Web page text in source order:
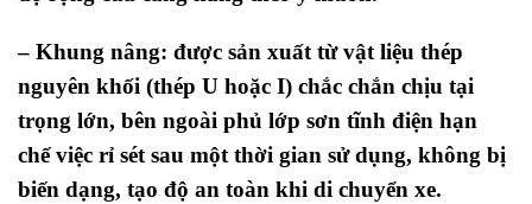
– Khung nâng: được sản xuất từ vật liệu thép
nguyên khối (thép U hoặc I) chắc chắn chịu tại
trọng lớn, bên ngoài phủ lớp sơn tĩnh điện hạn
chế việc rỉ sét sau một thời gian sử dụng, không bị
biến dạng, tạo độ an toàn khi di chuyển xe.